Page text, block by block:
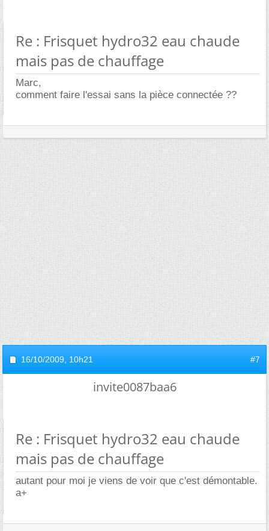
Re : Frisquet hydro32 eau chaude
mais pas de chauffage
Marc,
comment faire l'essai sans la pièce connectée ??
16/10/2009, 10h21 #7
invite0087baa6
Re : Frisquet hydro32 eau chaude
mais pas de chauffage
autant pour moi je viens de voir que c'est démontable.
a+